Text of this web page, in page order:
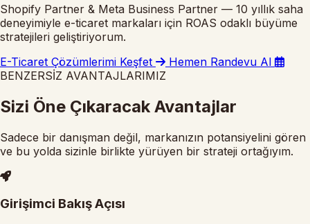
Shopify Partner & Meta Business Partner — 10 yıllık saha
deneyimiyle e-ticaret markaları için ROAS odaklı büyüme
stratejileri geliştiriyorum.
E-Ticaret Çözümlerimi Keşfet
Hemen Randevu Al
BENZERSİZ AVANTAJLARIMIZ
Sizi Öne Çıkaracak Avantajlar
Sadece bir danışman değil, markanızın potansiyelini gören
ve bu yolda sizinle birlikte yürüyen bir strateji ortağıyım.
Girişimci Bakış Açısı